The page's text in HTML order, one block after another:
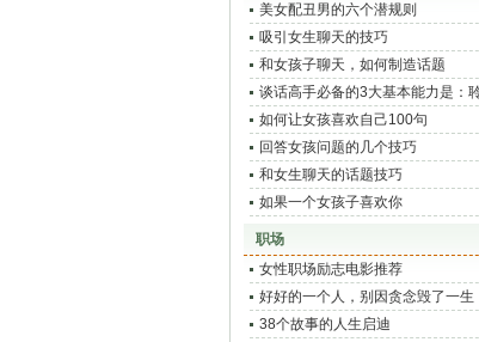
美女配丑男的六个潜规则
吸引女生聊天的技巧
和女孩子聊天，如何制造话题
谈话高手必备的3大基本能力是：
事
如何让女孩喜欢自己100句
回答女孩问题的几个技巧
和女生聊天的话题技巧
如果一个女孩子喜欢你
职场
女性职场励志电影推荐
好好的一个人，别因贪念毁了一生
38个故事的人生启迪